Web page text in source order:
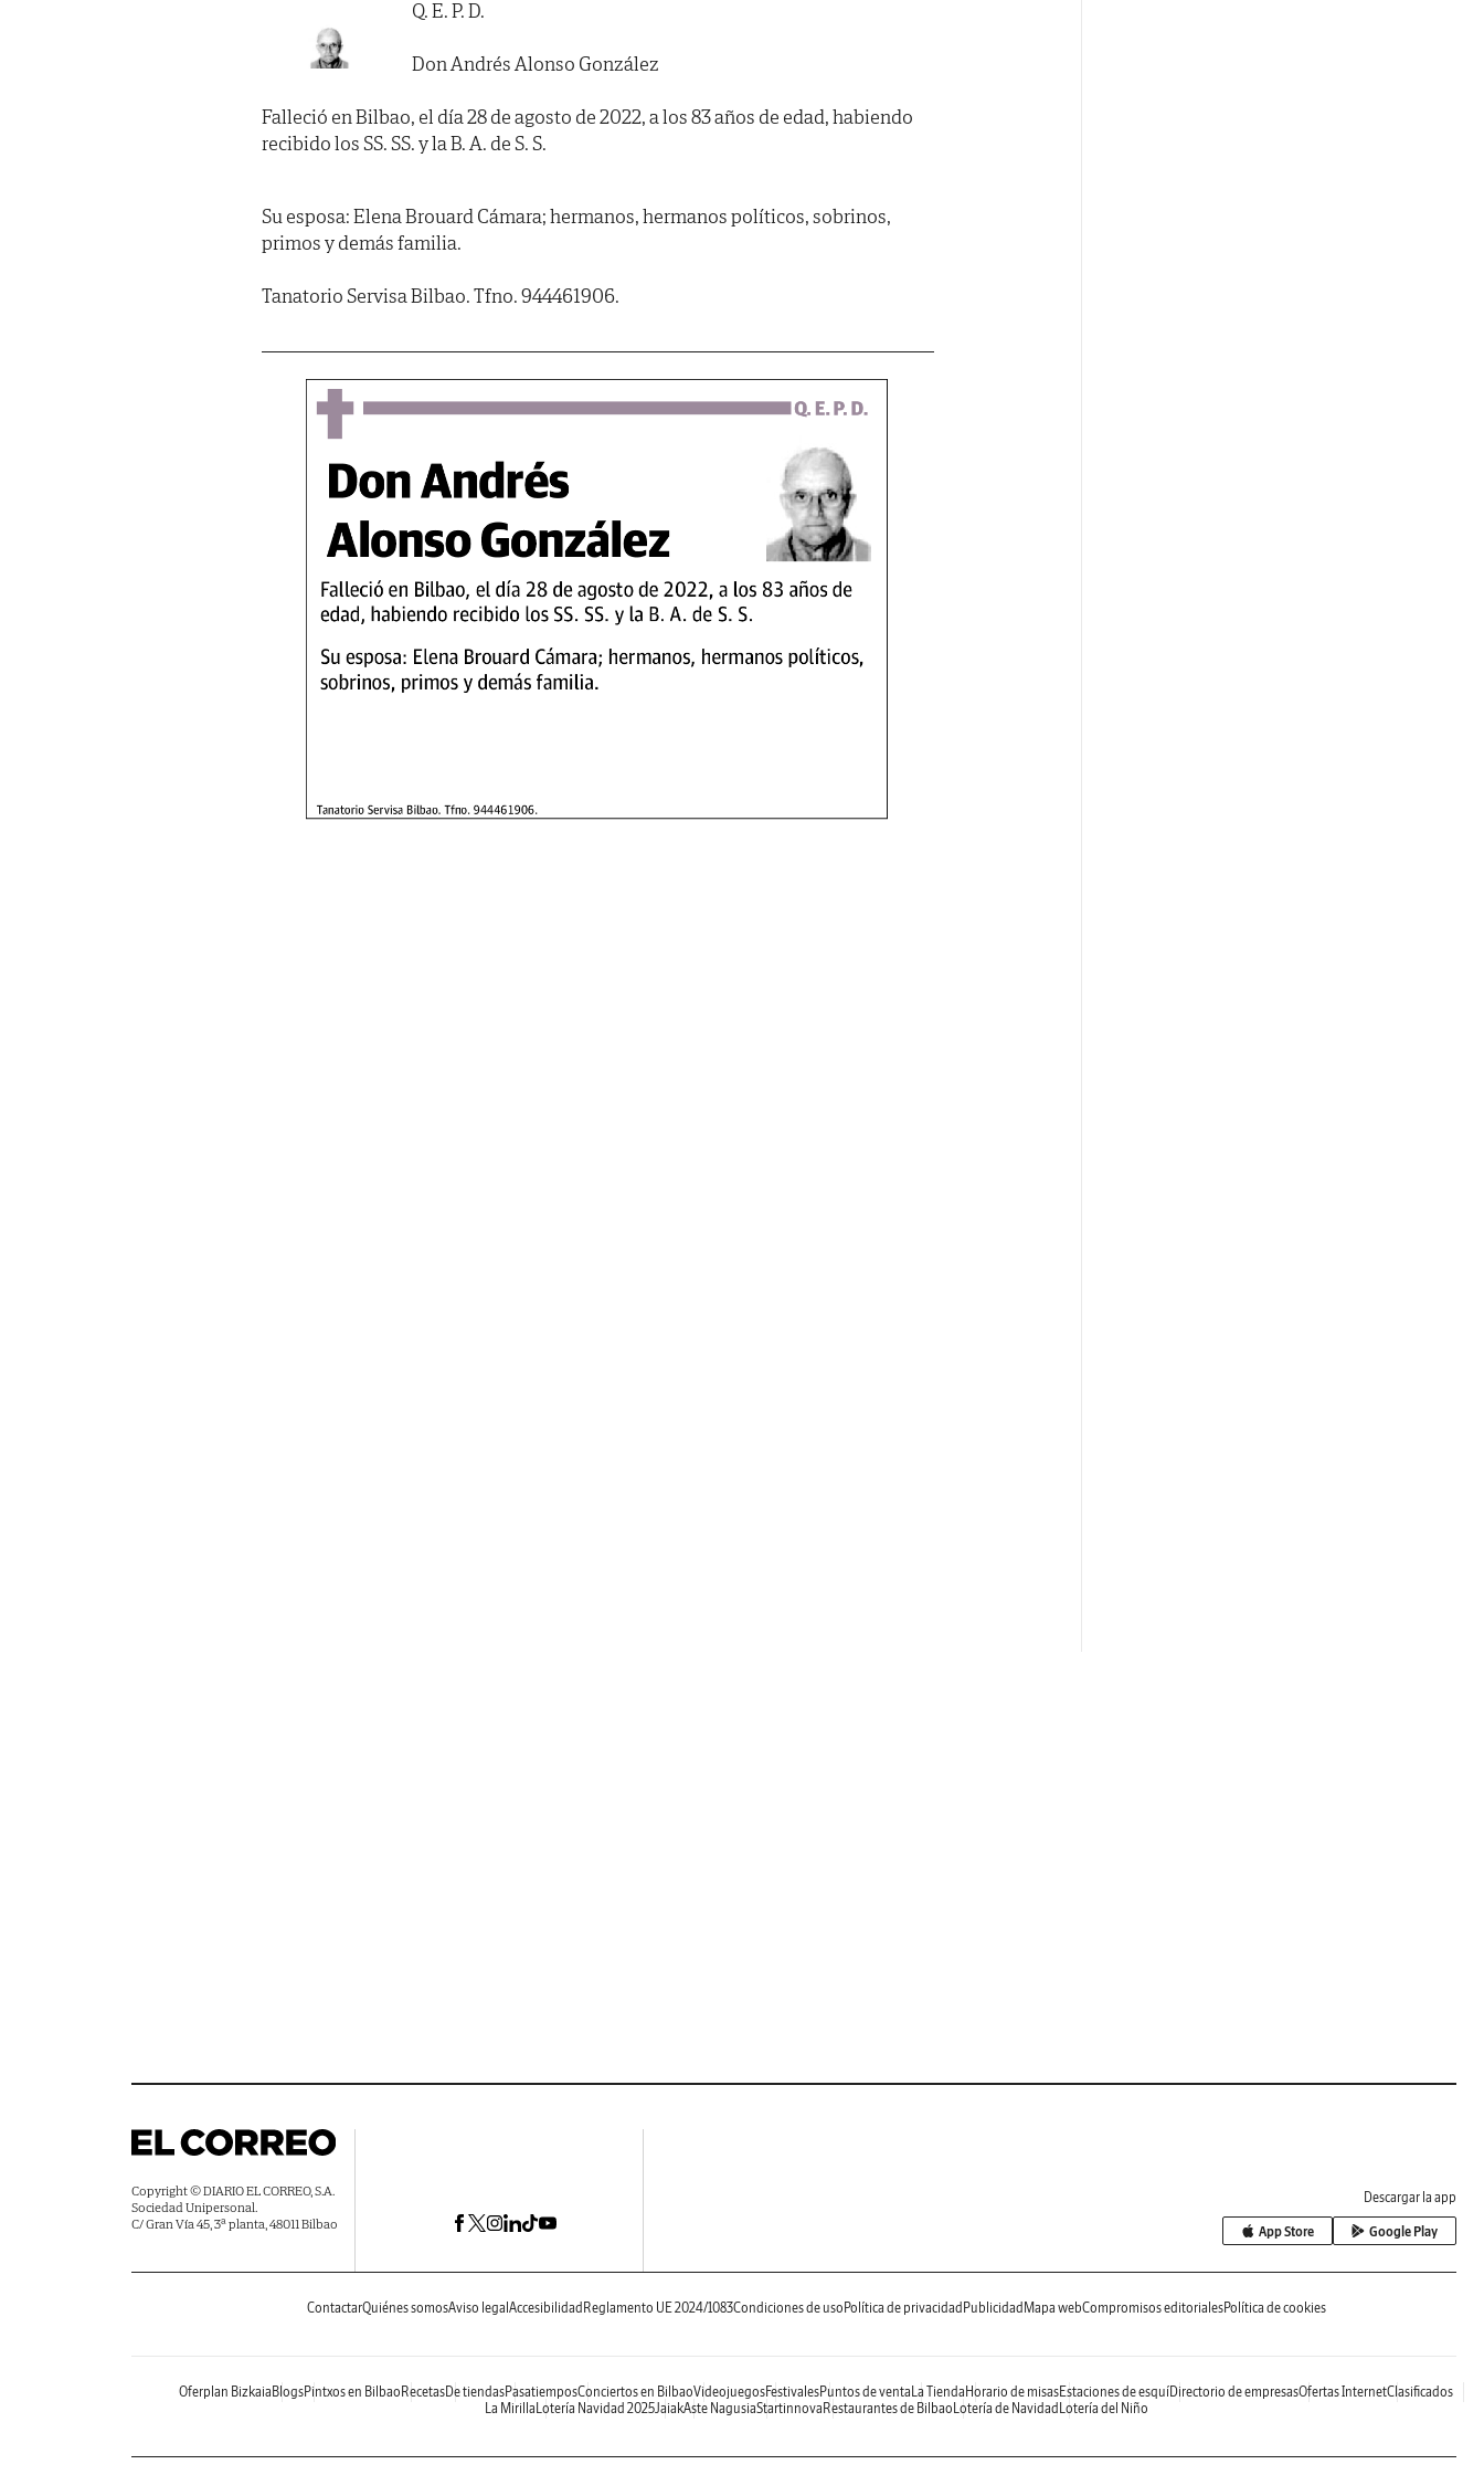
Q. E. P. D.
Don Andrés Alonso González
Falleció en Bilbao, el día 28 de agosto de 2022, a los 83 años de edad, habiendo
recibido los SS. SS. y la B. A. de S. S.
Su esposa: Elena Brouard Cámara; hermanos, hermanos políticos, sobrinos,
primos y demás familia.
Tanatorio Servisa Bilbao. Tfno. 944461906.
Copyright © DIARIO EL CORREO, S.A.
Sociedad Unipersonal.
C/ Gran Vía 45, 3ª planta, 48011 Bilbao
Descargar la app
App Store Google Play
ContactarQuiénes somosAviso legal Accesibilidad Reglamento UE 2024/1083Condiciones de uso Política de privacidad Publicidad Mapa webCompromisos editorialesPolítica de cookies
Oferplan Bizkaia BlogsPintxos en Bilbao RecetasDe tiendasPasatiemposConciertos en BilbaoVideojuegosFestivalesPuntos de venta La Tienda Horario de misasEstaciones de esquíDirectorio de empresasOfertas InternetClasificados
La Mirilla Lotería Navidad 2025JaiakAste NagusiaStartinnova Restaurantes de Bilbao Lotería de Navidad Lotería del Niño